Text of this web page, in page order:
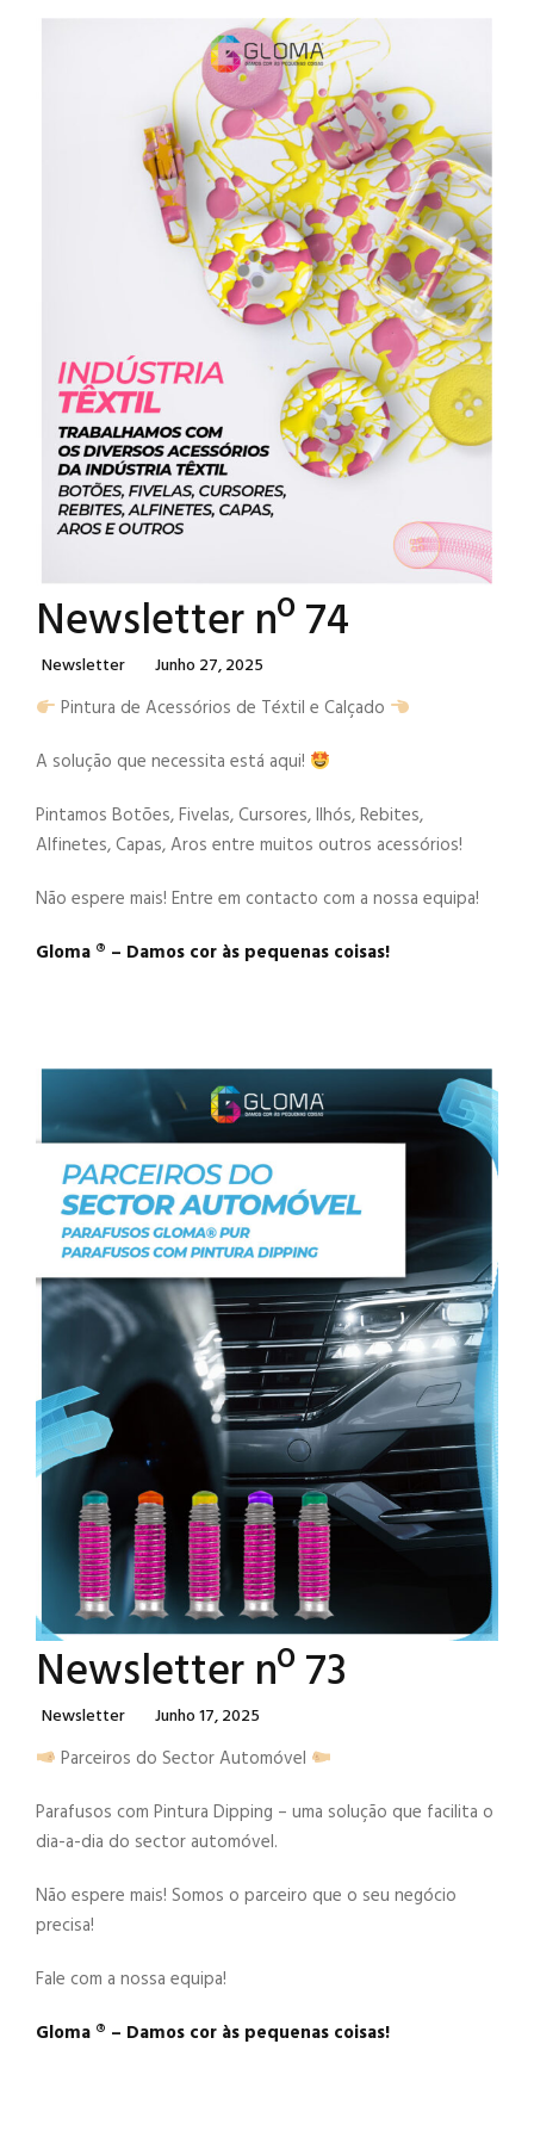
Newsletter nº 74
Categories
Newsletter Posted
On
Junho 27, 2025
Pintura de Acessórios de Téxtil e Calçado
A solução que necessita está aqui!
Pintamos Botões, Fivelas, Cursores, Ilhós, Rebites,
Alfinetes, Capas, Aros entre muitos outros acessórios!
Não espere mais! Entre em contacto com a nossa equipa!
Gloma ®️ – Damos cor às pequenas coisas!
Newsletter nº 73
Categories
Newsletter Posted
On
Junho 17, 2025
Parceiros do Sector Automóvel
Parafusos com Pintura Dipping – uma solução que facilita o
dia-a-dia do sector automóvel.
Não espere mais! Somos o parceiro que o seu negócio
precisa!
Fale com a nossa equipa!
Gloma ®️ – Damos cor às pequenas coisas!